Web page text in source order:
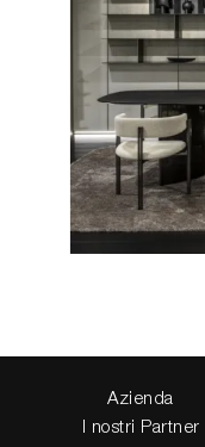
Azienda
I nostri Partner